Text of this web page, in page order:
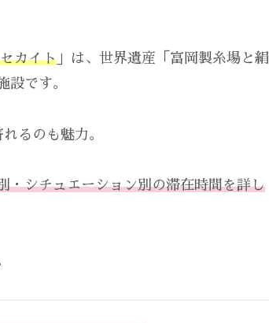
カイト 」は、世界遺産「富岡製糸場と絹
設です。
るのも魅力。
・シチュエーション別の滞在時間を詳し